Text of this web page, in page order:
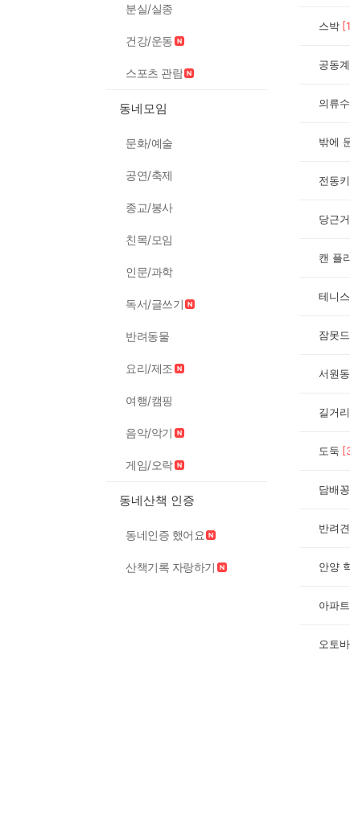
분실/실종
건강/운동
스포츠 관람
동네모임
문화/예술
공연/축제
종교/봉사
친목/모임
인문/과학
독서/글쓰기
반려동물
요리/제조
여행/캠핑
음악/악기
게임/오락
동네산책 인증
동네인증 했어요
산책기록 자랑하기
스박 [1
공동
의류
밖에
전동
당근
캔 플
테니
잠못
서원
길거
도둑 [
담배
반려
안양
아파
오토